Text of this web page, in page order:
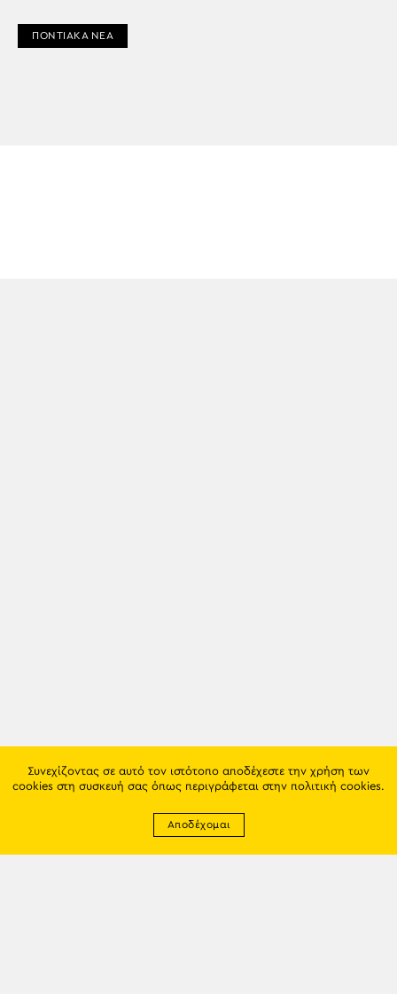
ΠΟΝΤΙΑΚΑ ΝΕΑ
Συνεχίζοντας σε αυτό τον ιστότοπο αποδέχεστε την χρήση των
cookies στη συσκευή σας όπως περιγράφεται στην πολιτική cookies.
Αποδέχομαι